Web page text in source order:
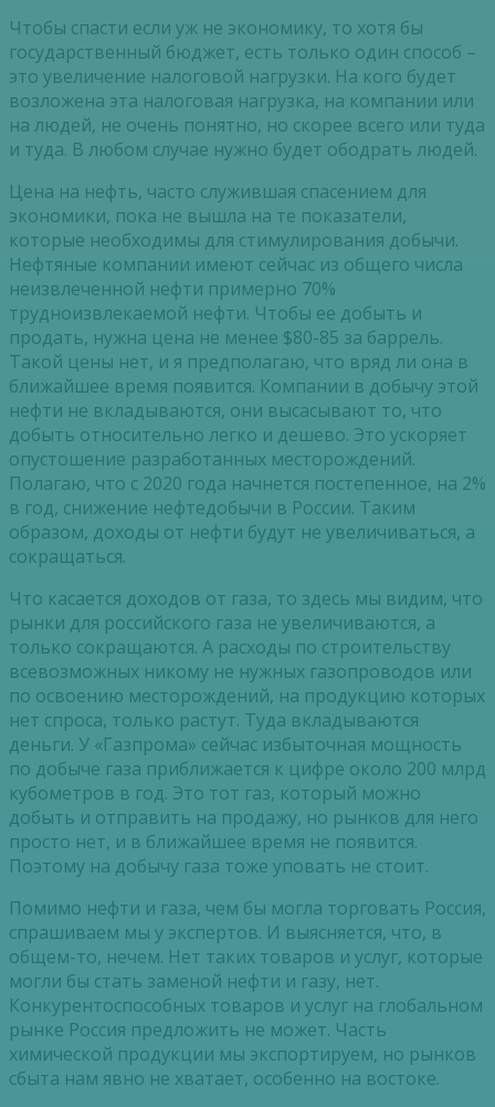
Чтобы спасти если уж не экономику, то хотя бы
государственный бюджет, есть только один способ –
это увеличение налоговой нагрузки. На кого будет
возложена эта налоговая нагрузка, на компании или
на людей, не очень понятно, но скорее всего или туда
и туда. В любом случае нужно будет ободрать людей.
Цена на нефть, часто служившая спасением для
экономики, пока не вышла на те показатели,
которые необходимы для стимулирования добычи.
Нефтяные компании имеют сейчас из общего числа
неизвлеченной нефти примерно 70%
трудноизвлекаемой нефти. Чтобы ее добыть и
продать, нужна цена не менее $80-85 за баррель.
Такой цены нет, и я предполагаю, что вряд ли она в
ближайшее время появится. Компании в добычу этой
нефти не вкладываются, они высасывают то, что
добыть относительно легко и дешево. Это ускоряет
опустошение разработанных месторождений.
Полагаю, что с 2020 года начнется постепенное, на 2%
в год, снижение нефтедобычи в России. Таким
образом, доходы от нефти будут не увеличиваться, а
сокращаться.
Что касается доходов от газа, то здесь мы видим, что
рынки для российского газа не увеличиваются, а
только сокращаются. А расходы по строительству
всевозможных никому не нужных газопроводов или
по освоению месторождений, на продукцию которых
нет спроса, только растут. Туда вкладываются
деньги. У «Газпрома» сейчас избыточная мощность
по добыче газа приближается к цифре около 200 млрд
кубометров в год. Это тот газ, который можно
добыть и отправить на продажу, но рынков для него
просто нет, и в ближайшее время не появится.
Поэтому на добычу газа тоже уповать не стоит.
Помимо нефти и газа, чем бы могла торговать Россия,
спрашиваем мы у экспертов. И выясняется, что, в
общем-то, нечем. Нет таких товаров и услуг, которые
могли бы стать заменой нефти и газу, нет.
Конкурентоспособных товаров и услуг на глобальном
рынке Россия предложить не может. Часть
химической продукции мы экспортируем, но рынков
сбыта нам явно не хватает, особенно на востоке.